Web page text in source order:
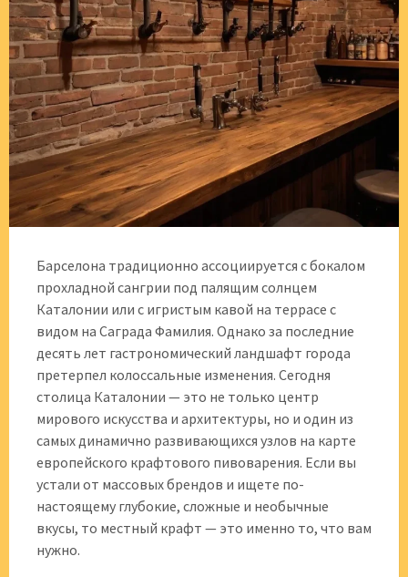
Барселона традиционно ассоциируется с бокалом
прохладной сангрии под палящим солнцем
Каталонии или с игристым кавой на террасе с
видом на Саграда Фамилия. Однако за последние
десять лет гастрономический ландшафт города
претерпел колоссальные изменения. Сегодня
столица Каталонии — это не только центр
мирового искусства и архитектуры, но и один из
самых динамично развивающихся узлов на карте
европейского крафтового пивоварения. Если вы
устали от массовых брендов и ищете по-
настоящему глубокие, сложные и необычные
вкусы, то местный крафт — это именно то, что вам
нужно.